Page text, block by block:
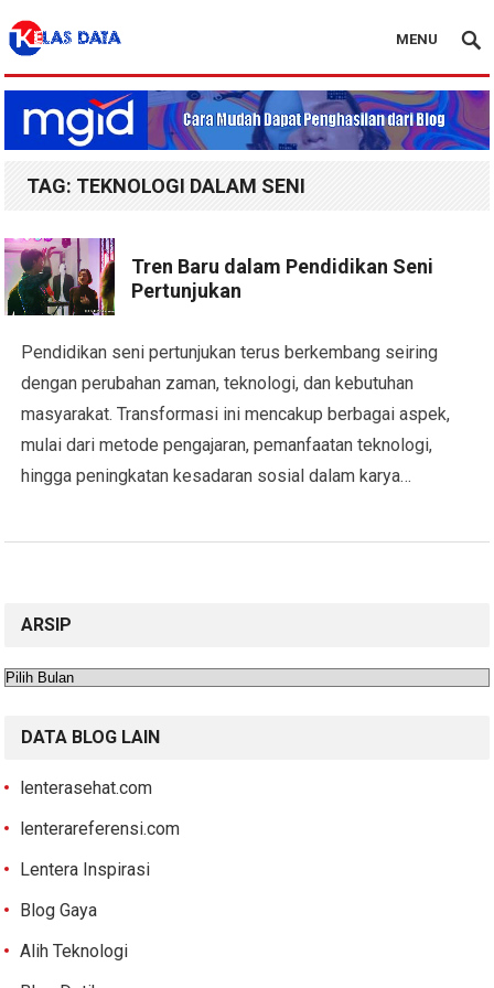
Blog Kelas Data
MENU
TAG: TEKNOLOGI DALAM SENI
Tren Baru dalam Pendidikan Seni
Pertunjukan
Pendidikan seni pertunjukan terus berkembang seiring
dengan perubahan zaman, teknologi, dan kebutuhan
masyarakat. Transformasi ini mencakup berbagai aspek,
mulai dari metode pengajaran, pemanfaatan teknologi,
hingga peningkatan kesadaran sosial dalam karya…
ARSIP
Arsip
DATA BLOG LAIN
lenterasehat.com
lenterareferensi.com
Lentera Inspirasi
Blog Gaya
Alih Teknologi